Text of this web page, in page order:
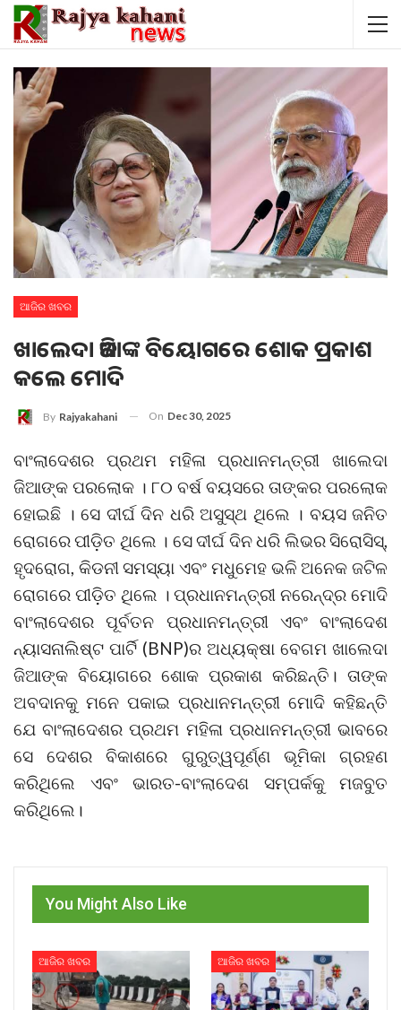
ଆଜିର ଖବର
ଖାଲେଦା ଜିଆଙ୍କ ବିୟୋଗରେ ଶୋକ ପ୍ରକାଶ
କଲେ ମୋଦି
By Rajyakahani On Dec 30, 2025
ବାଂଲାଦେଶର ପ୍ରଥମ ମହିଳା ପ୍ରଧାନମନ୍ତ୍ରୀ ଖାଲେଦା
ଜିଆଙ୍କ ପରଲୋକ । ୮୦ ବର୍ଷ ବୟସରେ ତାଙ୍କର ପରଲୋକ
ହୋଇଛି । ସେ ଦୀର୍ଘ ଦିନ ଧରି ଅସୁସ୍ଥ ଥିଲେ । ବୟସ ଜନିତ
ରୋଗରେ ପୀଡ଼ିତ ଥିଲେ । ସେ ଦୀର୍ଘ ଦିନ ଧରି ଲିଭର ସିରୋସିସ୍,
ହୃଦରୋଗ, କିଡନୀ ସମସ୍ୟା ଏବଂ ମଧୁମେହ ଭଳି ଅନେକ ଜଟିଳ
ରୋଗରେ ପୀଡ଼ିତ ଥିଲେ । ପ୍ରଧାନମନ୍ତ୍ରୀ ନରେନ୍ଦ୍ର ମୋଦି
ବାଂଲାଦେଶର ପୂର୍ବତନ ପ୍ରଧାନମନ୍ତ୍ରୀ ଏବଂ ବାଂଲାଦେଶ
ନ୍ୟାସନାଲିଷ୍ଟ ପାର୍ଟି (BNP)ର ଅଧ୍ୟକ୍ଷା ବେଗମ ଖାଲେଦା
ଜିଆଙ୍କ ବିୟୋଗରେ ଶୋକ ପ୍ରକାଶ କରିଛନ୍ତି। ତାଙ୍କ
ଅବଦାନକୁ ମନେ ପକାଇ ପ୍ରଧାନମନ୍ତ୍ରୀ ମୋଦି କହିଛନ୍ତି
ଯେ ବାଂଲାଦେଶର ପ୍ରଥମ ମହିଳା ପ୍ରଧାନମନ୍ତ୍ରୀ ଭାବରେ
ସେ ଦେଶର ବିକାଶରେ ଗୁରୁତ୍ୱପୂର୍ଣ୍ଣ ଭୂମିକା ଗ୍ରହଣ
କରିଥିଲେ ଏବଂ ଭାରତ-ବାଂଲାଦେଶ ସମ୍ପର୍କକୁ ମଜବୁତ
କରିଥିଲେ।
You Might Also Like
ଆଜିର ଖବର ଆଜିର ଖବର